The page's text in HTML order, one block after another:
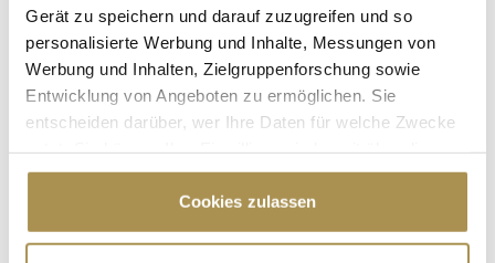
Gerät zu speichern und darauf zuzugreifen und so
personalisierte Werbung und Inhalte, Messungen von
Werbung und Inhalten, Zielgruppenforschung sowie
Entwicklung von Angeboten zu ermöglichen. Sie
entscheiden darüber, wer Ihre Daten für welche Zwecke
Cookie-Erklärung oder durch Klicken auf das Privacy
Trigger Symbol ändern oder widerrufen
Cookies zulassen